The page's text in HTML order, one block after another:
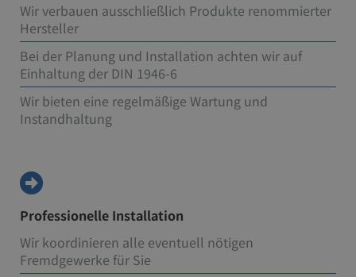
Wir verbauen ausschließlich Produkte renommierter
Hersteller
Bei der Planung und Installation achten wir auf
Einhaltung der DIN 1946-6
Wir bieten eine regelmäßige Wartung und
Instandhaltung
Professionelle Installation
Wir koordinieren alle eventuell nötigen
Fremdgewerke für Sie